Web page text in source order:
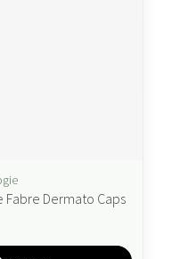
Fabre Dermato Caps